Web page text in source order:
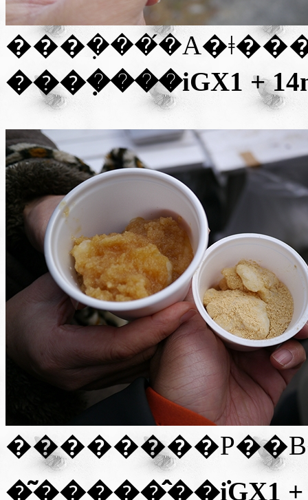
���݂����iGX1 +
�͂�����̂��݁iGX1